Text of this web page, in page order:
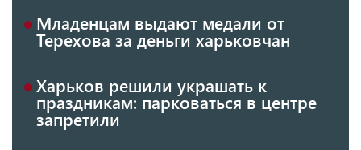
Младенцам выдают медали от
Терехова за деньги харьковчан
Харьков решили украшать к
праздникам: парковаться в центре
запретили